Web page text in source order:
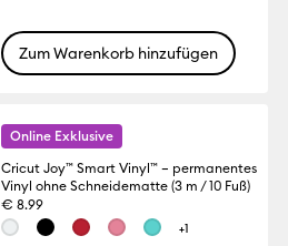
Zum Warenkorb hinzufügen
Online Exklusive
Cricut Joy™ Smart Vinyl™ – permanentes
Vinyl ohne Schneidematte (3 m / 10 Fuß)
€ 8.99
+1